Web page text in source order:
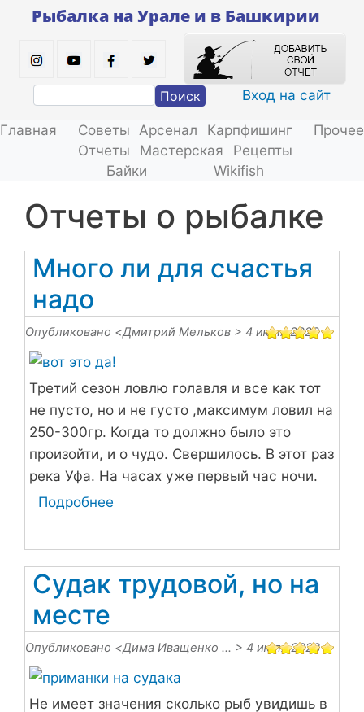
Перейти
основному
содержанию
Рыбалка на Урале и в Башкирии
Поиск Вход на сайт
Главная Советы Арсенал
Карпфишинг
Отчеты
Мастерская
Рецепты
Байки
Wikifish
Прочее
отчеты о рыбалке
Много ли для счастья
надо
Опубликовано <Дмитрий Мельков > 4 июля 2023
Третий сезон ловлю голавля и все как тот
не пусто, но и не густо ,максимум ловил на
250-300гр. Когда то должно было это
произойти, и о чудо. Свершилось. В этот раз
река Уфа. На часах уже первый час ночи.
Подробнее
ли
для
счастья
Судак трудовой, но на
месте
Опубликовано <Дима Иващенко … > 4 июля 2023
Не имеет значения сколько рыб увидишь в